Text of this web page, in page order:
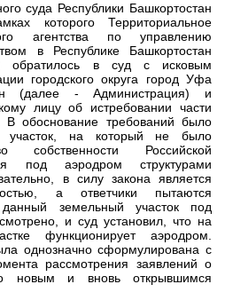
суда Республики Башкортостан
которого Территориальное
агентства по управлению
в Республике Башкортостан
обратилось в суд с исковым
городского округа город Уфа
(далее - Администрация) и
лицу об истребовании части
В обоснование требований было
участок, на который не было
собственности Российской
под аэродром структурами
в силу закона является
а ответчики пытаются
данный земельный участок под
и суд установил, что на
функционирует аэродром.
однозначно сформулирована с
рассмотрения заявлений о
новым и вновь открывшимся